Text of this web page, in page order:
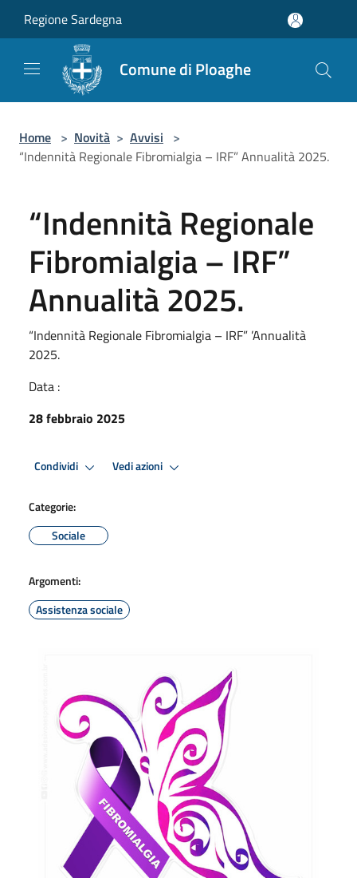
Regione Sardegna
Comune di Ploaghe
Home > Novità > Avvisi >
“Indennità Regionale Fibromialgia – IRF” Annualità 2025.
“Indennità Regionale
Fibromialgia – IRF”
Annualità 2025.
“Indennità Regionale Fibromialgia – IRF” ’Annualità
2025.
Data :
28 febbraio 2025
Condividi Vedi azioni
Categorie:
Sociale
Argomenti:
Assistenza sociale